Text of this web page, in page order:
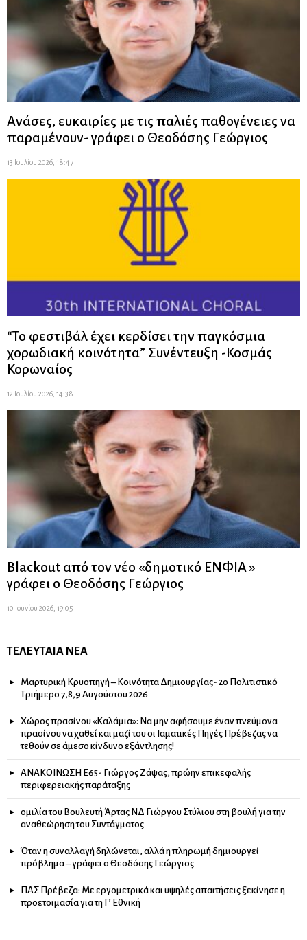
Ανάσες, ευκαιρίες με τις παλιές παθογένειες να
παραμένουν- γράφει ο Θεοδόσης Γεώργιος
13 Ιουλίου 2026, 18:47
“Το φεστιβάλ έχει κερδίσει την παγκόσμια
χορωδιακή κοινότητα” Συνέντευξη -Κοσμάς
Κορωναίος
12 Ιουλίου 2026, 14:38
Blackout από τον νέο «δημοτικό ΕΝΦΙΑ »
γράφει ο Θεοδόσης Γεώργιος
10 Ιουνίου 2026, 19:05
ΤΕΛΕΥΤΑΊΑ ΝΈΑ
Μαρτυρική Κρυοπηγή – Κοινότητα Δημιουργίας- 2ο Πολιτιστικό
Τριήμερο 7,8,9 Αυγούστου 2026
Χώρος πρασίνου «Καλάμια»: Να μην αφήσουμε έναν πνεύμονα
πρασίνου να χαθεί και μαζί του οι Ιαματικές Πηγές Πρέβεζας να
τεθούν σε άμεσο κίνδυνο εξάντλησης!
ΑΝΑΚΟΙΝΩΣΗ Ε65- Γιώργος Ζάψας, πρώην επικεφαλής
περιφερειακής παράταξης
ομιλία του Βουλευτή Άρτας ΝΔ Γιώργου Στύλιου στη βουλή για την
αναθεώρηση του Συντάγματος
Όταν η συναλλαγή δηλώνεται, αλλά η πληρωμή δημιουργεί
πρόβλημα – γράφει ο Θεοδόσης Γεώργιος
ΠΑΣ Πρέβεζα: Με εργομετρικά και υψηλές απαιτήσεις ξεκίνησε η
προετοιμασία για τη Γ’ Εθνική